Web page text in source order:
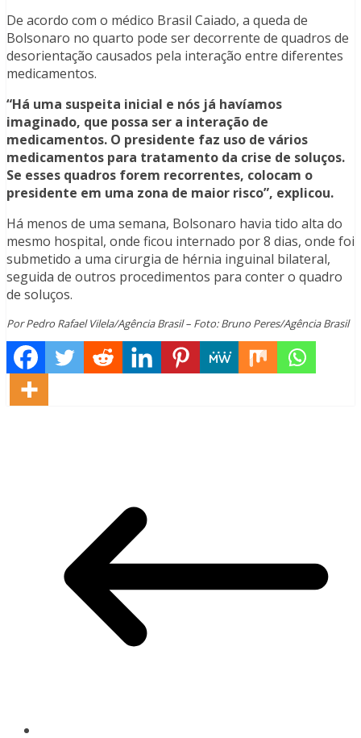
De acordo com o médico Brasil Caiado, a queda de
Bolsonaro no quarto pode ser decorrente de quadros de
desorientação causados pela interação entre diferentes
medicamentos.
“Há uma suspeita inicial e nós já havíamos
imaginado, que possa ser a interação de
medicamentos. O presidente faz uso de vários
medicamentos para tratamento da crise de soluços.
Se esses quadros forem recorrentes, colocam o
presidente em uma zona de maior risco”, explicou.
Há menos de uma semana, Bolsonaro havia tido alta do
mesmo hospital, onde ficou internado por 8 dias, onde foi
submetido a uma cirurgia de hérnia inguinal bilateral,
seguida de outros procedimentos para conter o quadro
de soluços.
Por Pedro Rafael Vilela/Agência Brasil – Foto: Bruno Peres/Agência Brasil